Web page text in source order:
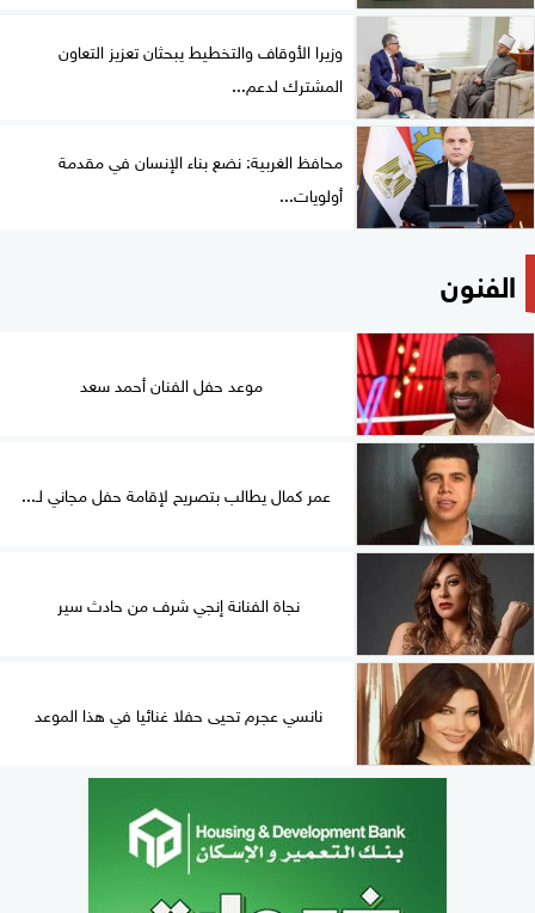
وزيرا الأوقاف والتخطيط يبحثان تعزيز التعاون
المشترك لدعم...
محافظ الغربية: نضع بناء الإنسان في مقدمة
أولويات...
الفنون
موعد حفل الفنان أحمد سعد
عمر كمال يطالب بتصريح لإقامة حفل مجاني لـ...
نجاة الفنانة إنجي شرف من حادث سير
نانسي عجرم تحيى حفلا غنائيا في هذا الموعد